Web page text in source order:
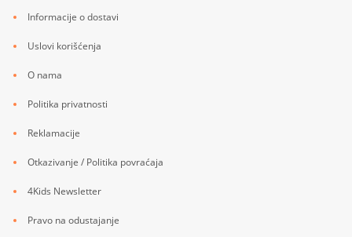
Informacije o dostavi
Uslovi korišćenja
O nama
Politika privatnosti
Reklamacije
Otkazivanje / Politika povraćaja
4Kids Newsletter
Pravo na odustajanje